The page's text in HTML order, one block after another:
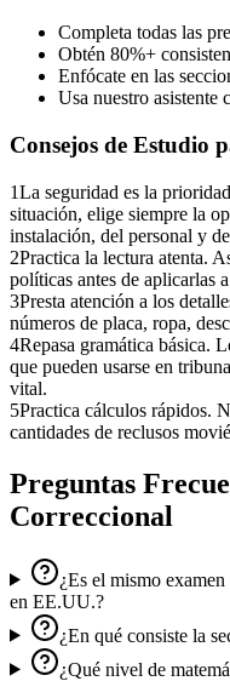
Completa todas las
Obtén 80%+
Enfócate en las
Usa nuestro asistente
Consejos de Estudio
1La seguridad es la
situación, elige siempre la
instalación, del personal y
2Practica la lectura atenta.
políticas antes de aplicarlas
3Presta atención a los
números de placa, ropa,
4Repasa gramática básica.
que pueden usarse en
vital.
5Practica cálculos rápidos.
cantidades de reclusos
Preguntas
Correccional
¿Es el mismo
en EE.UU.?
¿En qué consiste la
¿Qué nivel de